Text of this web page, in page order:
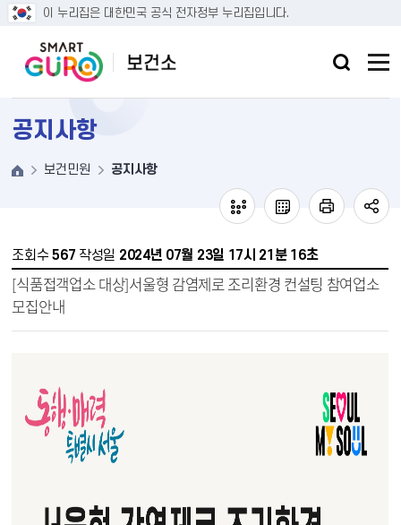
이 누리집은 대한민국 공식 전자정부 누리집입니다.
본문 바로가기
공지사항
보건민원 공지사항
조회수567 작성일 2024년 07월 23일 17시 21분 16초
[식품접객업소 대상]서울형 감염제로 조리환경 컨설팅 참여업소
모집안내